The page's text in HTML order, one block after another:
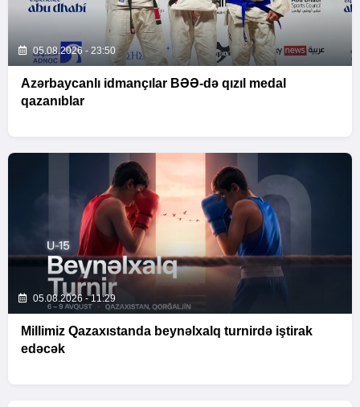
05.08.2026 - 23:50
Azərbaycanlı idmançılar BƏƏ-də qızıl medal
qazanıblar
05.08.2026 - 11:29
Millimiz Qazaxıstanda beynəlxalq turnirdə iştirak
edəcək